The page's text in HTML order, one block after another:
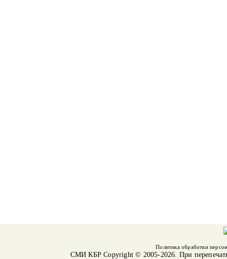
Политика обработки
СМИ КБРCopyright © 2005-2026. При